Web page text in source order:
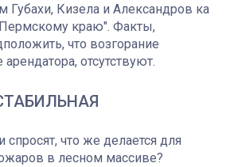
Губахи, Кизела и Александров ка
краю". Факты,
что возгорание
отсутствуют.
спросят, что же делается для
в лесном массиве?